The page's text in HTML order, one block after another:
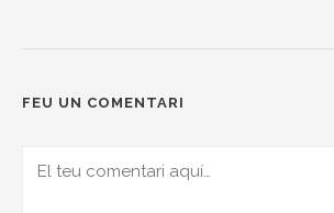
FEU UN COMENTARI